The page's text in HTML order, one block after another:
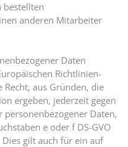
bestellten
anderen Mitarbeiter
Daten
Richtlinien-
aus Gründen, die
ergeben, jederzeit gegen
Daten,
e oder f DS-GVO
gilt auch für ein auf